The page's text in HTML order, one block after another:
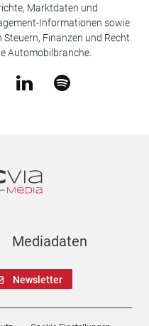
Marktdaten und
Informationen sowie
Finanzen und Recht.
Automobilbranche.
Mediadaten
Newsletter